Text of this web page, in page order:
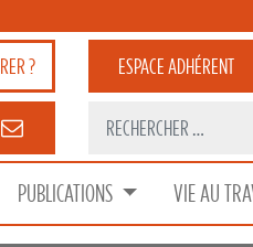
? ESPACEADHÉRENT
PUBLICATIONS VIE AU